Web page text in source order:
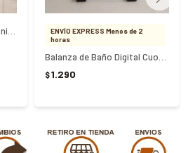
ENVÍO EXPRESS Menos de 2
horas
$1.290